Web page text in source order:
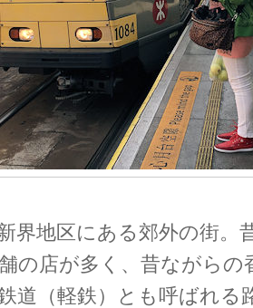
界地区にある郊外の街。
の店が多く、昔ながらの
道（軽鉄）とも呼ばれる